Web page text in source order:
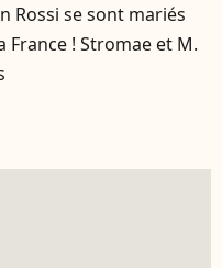
Rossi se sont mariés
France ! Stromae et M.